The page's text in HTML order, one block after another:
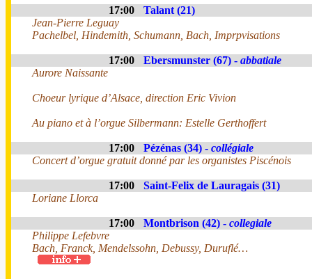
17:00
Talant (21)
Jean-Pierre Leguay
Pachelbel, Hindemith, Schumann, Bach, Imprpvisations
17:00 Ebersmunster (67) - abbatiale
Aurore Naissante
Choeur lyrique d’Alsace, direction Eric Vivion
Au piano et à l’orgue Silbermann: Estelle Gerthoffert
17:00 Pézénas (34) - collégiale
Concert d’orgue gratuit donné par les organistes Piscénois
17:00
Saint-Felix de Lauragais (31)
Loriane Llorca
17:00 Montbrison (42) - collegiale
Philippe Lefebvre
Bach, Franck, Mendelssohn, Debussy, Duruflé…